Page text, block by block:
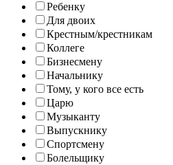
Ребенку
Для двоих
Крестным/крестникам
Коллеге
Бизнесмену
Начальнику
Тому, у кого все есть
Царю
Музыканту
Выпускнику
Спортсмену
Болельщику